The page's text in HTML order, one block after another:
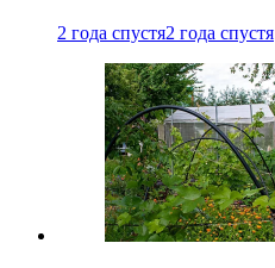
2 года спустя2 года спустя